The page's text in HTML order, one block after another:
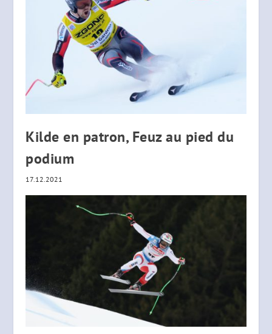
Kilde en patron, Feuz au pied du
podium
17.12.2021